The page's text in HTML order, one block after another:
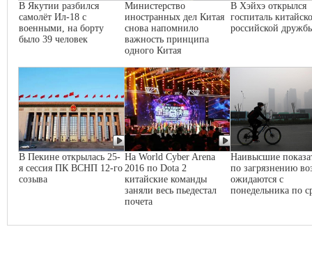
В Якутии разбился
самолёт Ил-18 с
военными, на борту
было 39 человек
Министерство
иностранных дел Китая
снова напомнило
важность принципа
одного Китая
В Хэйхэ открылся
госпиталь
российской
В Пекине открылась 25-
я сессия ПК ВСНП 12-го
созыва
На World Cyber Arena
2016 по Dota 2
китайские команды
заняли весь пьедестал
почета
Наивысшие
по загрязнению
ожидаются с
понедельника по